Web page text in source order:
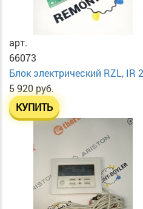
арт.
66073
Блок электрический RZL, IR
5 920 руб.
КУПИТЬ